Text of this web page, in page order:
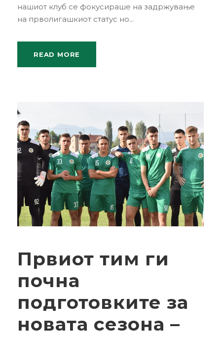
нашиот клуб се фокусираше на задржување
на прволигашкиот статус но...
READ MORE
Првиот тим ги
почна
подготовките за
новата сезона –